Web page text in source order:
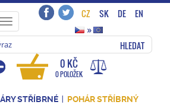
Toggle
navigation
CZ SK DE
EN
»
HLEDAT
0 KČ
0 POLOŽEK
STŘÍBRNÉ
POHÁR STŘÍBRNÝ